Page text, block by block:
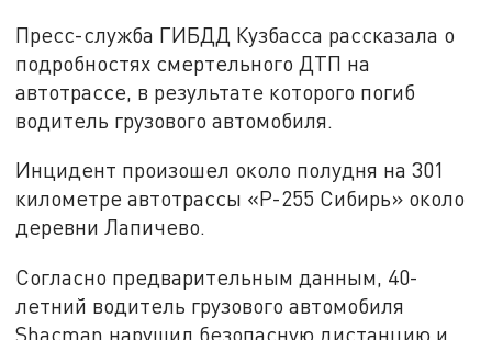
Пресс-служба ГИБДД Кузбасса рассказала о
подробностях смертельного ДТП на
автотрассе, в результате которого погиб
водитель грузового автомобиля.
Инцидент произошел около полудня на 301
километре автотрассы «Р-255 Сибирь» около
деревни Лапичево.
Согласно предварительным данным, 40-
летний водитель грузового автомобиля
Shacman нарушил безопасную дистанцию и